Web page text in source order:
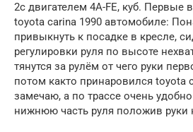
2с двигателем 4A-FE, куб. Первые
toyota carina 1990 автомобиле:
привыкнуть к посадке в кресле,
регулировки руля по высоте
тянутся за рулём от чего руки
потом както принаровился toyota
замечаю, а по трассе очень
нижнюю часть руля положив руки